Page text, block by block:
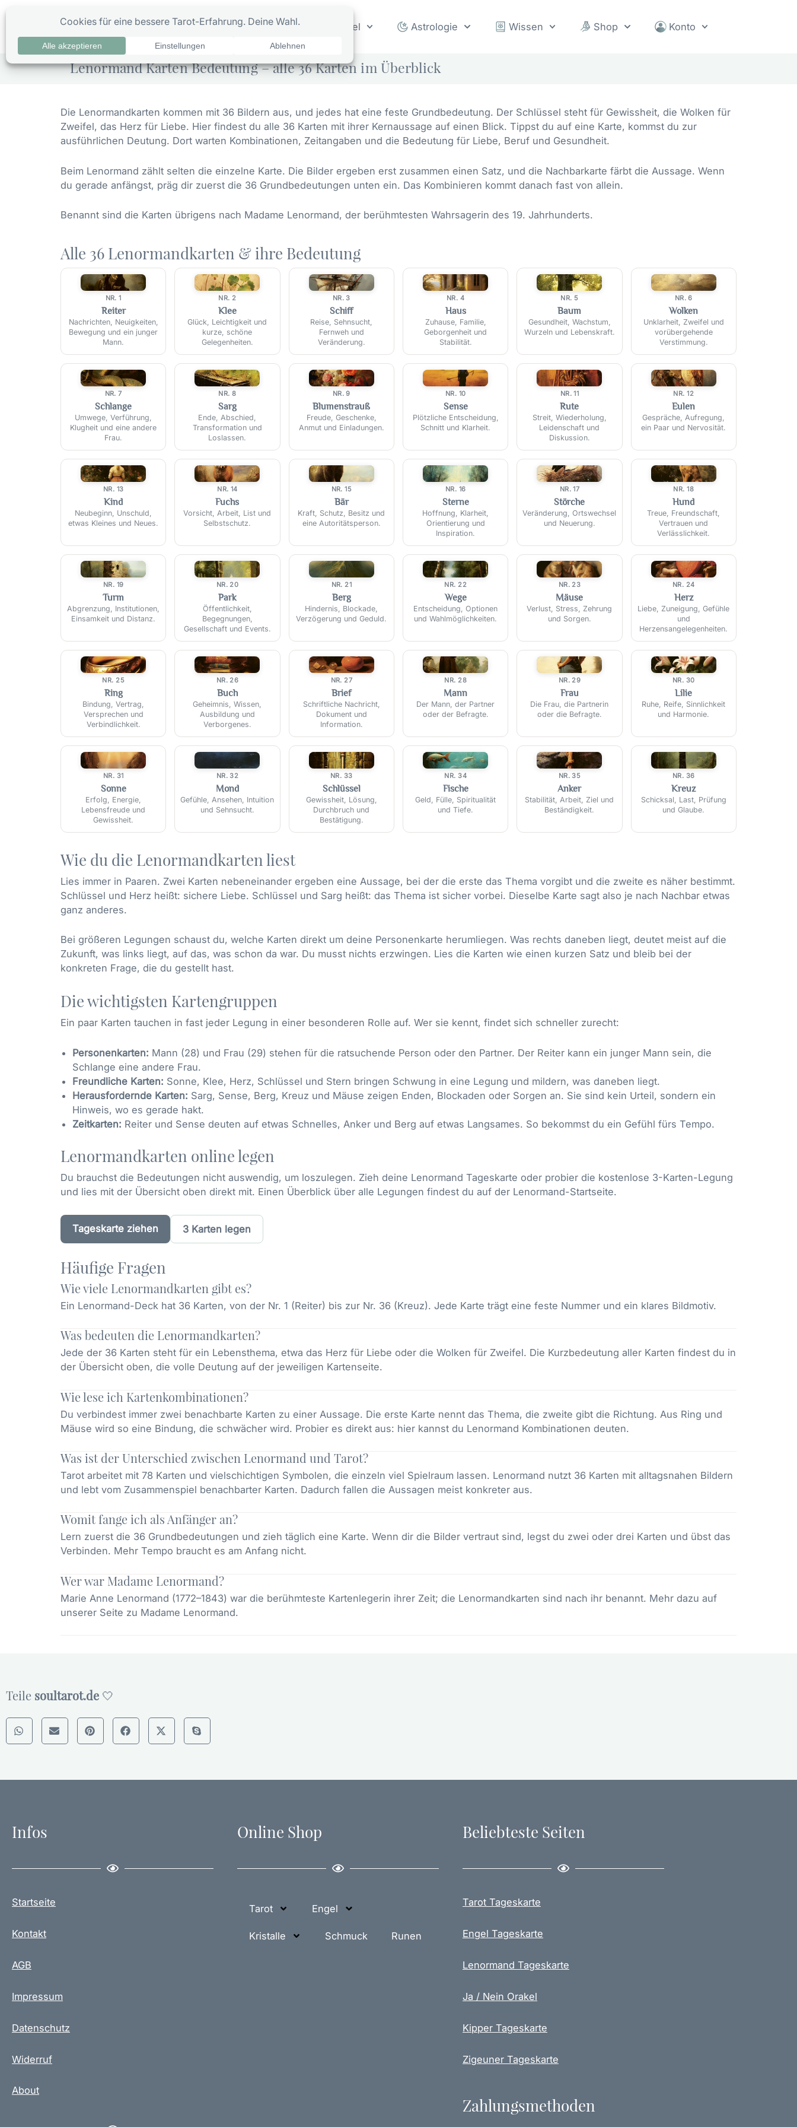
springen
0 Tarot Orakel Astrologie Wissen Shop Konto
Lenormand Karten Bedeutung – alle 36 Karten im Überblick
Die Lenormandkarten kommen mit 36 Bildern aus, und jedes hat eine feste Grundbedeutung. Der Schlüssel steht für Gewissheit, die Wolken für
Zweifel, das Herz für Liebe. Hier findest du alle 36 Karten mit ihrer Kernaussage auf einen Blick. Tippst du auf eine Karte, kommst du zur
ausführlichen Deutung. Dort warten Kombinationen, Zeitangaben und die Bedeutung für Liebe, Beruf und Gesundheit.
Beim Lenormand zählt selten die einzelne Karte. Die Bilder ergeben erst zusammen einen Satz, und die Nachbarkarte färbt die Aussage. Wenn
du gerade anfängst, präg dir zuerst die 36 Grundbedeutungen unten ein. Das Kombinieren kommt danach fast von allein.
Benannt sind die Karten übrigens nach Madame Lenormand, der berühmtesten Wahrsagerin des 19. Jahrhunderts.
Alle 36 Lenormandkarten & ihre Bedeutung
🐎
NR. 1
Reiter
Nachrichten, Neuigkeiten,
Bewegung und ein junger
Mann.
🍀
NR. 2
Klee
Glück, Leichtigkeit und
kurze, schöne
Gelegenheiten.
⛵
NR. 3
Schiff
Reise, Sehnsucht,
Fernweh und
Veränderung.
🏠
NR. 4
Haus
Zuhause, Familie,
Geborgenheit und
Stabilität.
🌳
NR. 5
Baum
Gesundheit, Wachstum,
Wurzeln und Lebenskraft.
☁️
NR. 6
Wolken
Unklarheit, Zweifel und
vorübergehende
Verstimmung.
🐍
NR. 7
Schlange
Umwege, Verführung,
Klugheit und eine andere
Frau.
⚰️
NR. 8
Sarg
Ende, Abschied,
Transformation und
Loslassen.
💐
NR. 9
Blumenstrauß
Freude, Geschenke,
Anmut und Einladungen.
🌾
NR. 10
Sense
Plötzliche Entscheidung,
Schnitt und Klarheit.
🌿
NR. 11
Rute
Streit, Wiederholung,
Leidenschaft und
Diskussion.
🦉
NR. 12
Eulen
Gespräche, Aufregung,
ein Paar und Nervosität.
🧒
NR. 13
Kind
Neubeginn, Unschuld,
etwas Kleines und Neues.
🦊
NR. 14
Fuchs
Vorsicht, Arbeit, List und
Selbstschutz.
🐻
NR. 15
Bär
Kraft, Schutz, Besitz und
eine Autoritätsperson.
⭐
NR. 16
Sterne
Hoffnung, Klarheit,
Orientierung und
Inspiration.
🕊️
NR. 17
Störche
Veränderung, Ortswechsel
und Neuerung.
🐕
NR. 18
Hund
Treue, Freundschaft,
Vertrauen und
Verlässlichkeit.
🗼
NR. 19
Turm
Abgrenzung, Institutionen,
Einsamkeit und Distanz.
🌷
NR. 20
Park
Öffentlichkeit,
Begegnungen,
Gesellschaft und Events.
⛰️
NR. 21
Berg
Hindernis, Blockade,
Verzögerung und Geduld.
🛣️
NR. 22
Wege
Entscheidung, Optionen
und Wahlmöglichkeiten.
🐭
NR. 23
Mäuse
Verlust, Stress, Zehrung
und Sorgen.
❤️
NR. 24
Herz
Liebe, Zuneigung, Gefühle
und
Herzensangelegenheiten.
💍
NR. 25
Ring
Bindung, Vertrag,
Versprechen und
Verbindlichkeit.
📖
NR. 26
Buch
Geheimnis, Wissen,
Ausbildung und
Verborgenes.
✉️
NR. 27
Brief
Schriftliche Nachricht,
Dokument und
Information.
👨
NR. 28
Mann
Der Mann, der Partner
oder der Befragte.
👩
NR. 29
Frau
Die Frau, die Partnerin
oder die Befragte.
⚜️
NR. 30
Lilie
Ruhe, Reife, Sinnlichkeit
und Harmonie.
☀️
NR. 31
Sonne
Erfolg, Energie,
Lebensfreude und
Gewissheit.
🌙
NR. 32
Mond
Gefühle, Ansehen, Intuition
und Sehnsucht.
🔑
NR. 33
Schlüssel
Gewissheit, Lösung,
Durchbruch und
Bestätigung.
🐟
NR. 34
Fische
Geld, Fülle, Spiritualität
und Tiefe.
⚓
NR. 35
Anker
Stabilität, Arbeit, Ziel und
Beständigkeit.
✝️
NR. 36
Kreuz
Schicksal, Last, Prüfung
und Glaube.
Wie du die Lenormandkarten liest
Lies immer in Paaren. Zwei Karten nebeneinander ergeben eine Aussage, bei der die erste das Thema vorgibt und die zweite es näher bestimmt.
Schlüssel und Herz heißt: sichere Liebe. Schlüssel und Sarg heißt: das Thema ist sicher vorbei. Dieselbe Karte sagt also je nach Nachbar etwas
ganz anderes.
Bei größeren Legungen schaust du, welche Karten direkt um deine Personenkarte herumliegen. Was rechts daneben liegt, deutet meist auf die
Zukunft, was links liegt, auf das, was schon da war. Du musst nichts erzwingen. Lies die Karten wie einen kurzen Satz und bleib bei der
konkreten Frage, die du gestellt hast.
Die wichtigsten Kartengruppen
Ein paar Karten tauchen in fast jeder Legung in einer besonderen Rolle auf. Wer sie kennt, findet sich schneller zurecht:
Personenkarten: Mann (28) und Frau (29) stehen für die ratsuchende Person oder den Partner. Der Reiter kann ein junger Mann sein, die
Schlange eine andere Frau.
Freundliche Karten: Sonne, Klee, Herz, Schlüssel und Stern bringen Schwung in eine Legung und mildern, was daneben liegt.
Herausfordernde Karten: Sarg, Sense, Berg, Kreuz und Mäuse zeigen Enden, Blockaden oder Sorgen an. Sie sind kein Urteil, sondern ein
Hinweis, wo es gerade hakt.
Zeitkarten: Reiter und Sense deuten auf etwas Schnelles, Anker und Berg auf etwas Langsames. So bekommst du ein Gefühl fürs Tempo.
Lenormandkarten online legen
Du brauchst die Bedeutungen nicht auswendig, um loszulegen. Zieh deine Lenormand Tageskarte oder probier die kostenlose 3-Karten-Legung
und lies mit der Übersicht oben direkt mit. Einen Überblick über alle Legungen findest du auf der Lenormand-Startseite.
Tageskarte ziehen 3 Karten legen
Häufige Fragen
Wie viele Lenormandkarten gibt es?
Ein Lenormand-Deck hat 36 Karten, von der Nr. 1 (Reiter) bis zur Nr. 36 (Kreuz). Jede Karte trägt eine feste Nummer und ein klares Bildmotiv.
Was bedeuten die Lenormandkarten?
Jede der 36 Karten steht für ein Lebensthema, etwa das Herz für Liebe oder die Wolken für Zweifel. Die Kurzbedeutung aller Karten findest du in
der Übersicht oben, die volle Deutung auf der jeweiligen Kartenseite.
Wie lese ich Kartenkombinationen?
Du verbindest immer zwei benachbarte Karten zu einer Aussage. Die erste Karte nennt das Thema, die zweite gibt die Richtung. Aus Ring und
Mäuse wird so eine Bindung, die schwächer wird. Probier es direkt aus: hier kannst du Lenormand Kombinationen deuten.
Was ist der Unterschied zwischen Lenormand und Tarot?
Tarot arbeitet mit 78 Karten und vielschichtigen Symbolen, die einzeln viel Spielraum lassen. Lenormand nutzt 36 Karten mit alltagsnahen Bildern
und lebt vom Zusammenspiel benachbarter Karten. Dadurch fallen die Aussagen meist konkreter aus.
Womit fange ich als Anfänger an?
Lern zuerst die 36 Grundbedeutungen und zieh täglich eine Karte. Wenn dir die Bilder vertraut sind, legst du zwei oder drei Karten und übst das
Verbinden. Mehr Tempo braucht es am Anfang nicht.
Wer war Madame Lenormand?
Marie Anne Lenormand (1772–1843) war die berühmteste Kartenlegerin ihrer Zeit; die Lenormandkarten sind nach ihr benannt. Mehr dazu auf
unserer Seite zu Madame Lenormand.
Teile soultarot.de 🤍
Infos
Startseite
Kontakt
AGB
Impressum
Datenschutz
Widerruf
About
Online Shop
Tarot Engel
Kristalle Schmuck Runen
Beliebteste Seiten
Tarot Tageskarte
Engel Tageskarte
Lenormand Tageskarte
Ja / Nein Orakel
Kipper Tageskarte
Zigeuner Tageskarte
Zahlungsmethoden